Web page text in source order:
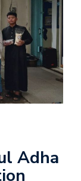
Adha